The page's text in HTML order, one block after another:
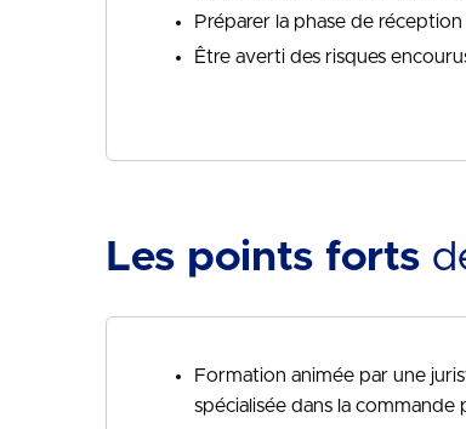
Préparer la phase de réception
Être averti des risques
Les points forts
Formation animée par une
spécialisée dans la commande